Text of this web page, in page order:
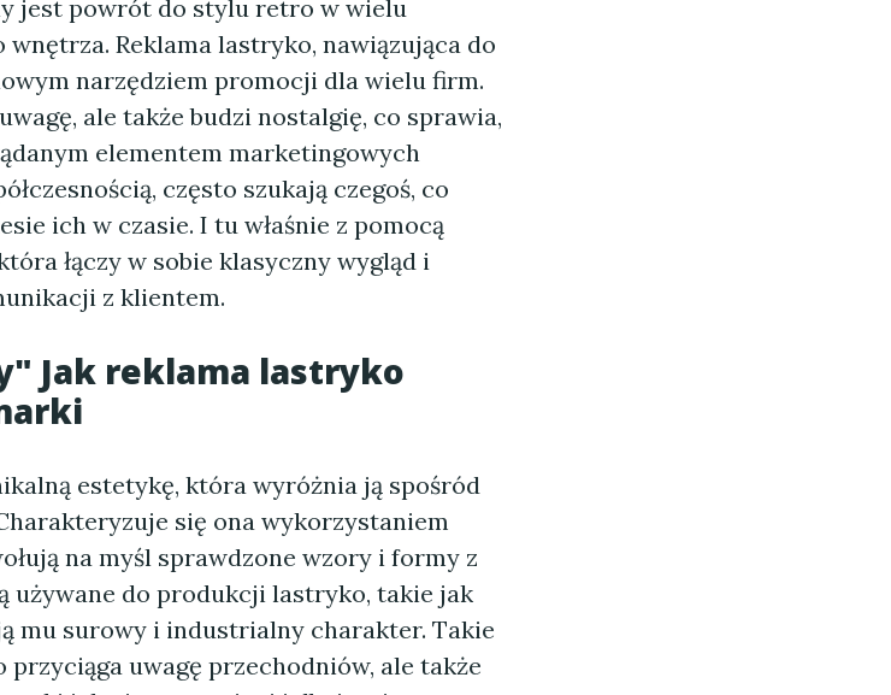
jest powrót do stylu retro w wielu
Reklama lastryko, nawiązująca do
narzędziem promocji dla wielu firm.
ale także budzi nostalgię, co sprawia,
elementem marketingowych
często szukają czegoś, co
ich w czasie. I tu właśnie z pomocą
łączy w sobie klasyczny wygląd i
z klientem.
Jak reklama lastryko
estetykę, która wyróżnia ją spośród
się ona wykorzystaniem
na myśl sprawdzone wzory i formy z
używane do produkcji lastryko, takie jak
mu surowy i industrialny charakter. Takie
uwagę przechodniów, ale także